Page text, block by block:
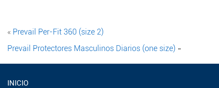
« Prevail Per-Fit 360 (size 2)
Prevail Protectores Masculinos Diarios (one size) »
INICIO